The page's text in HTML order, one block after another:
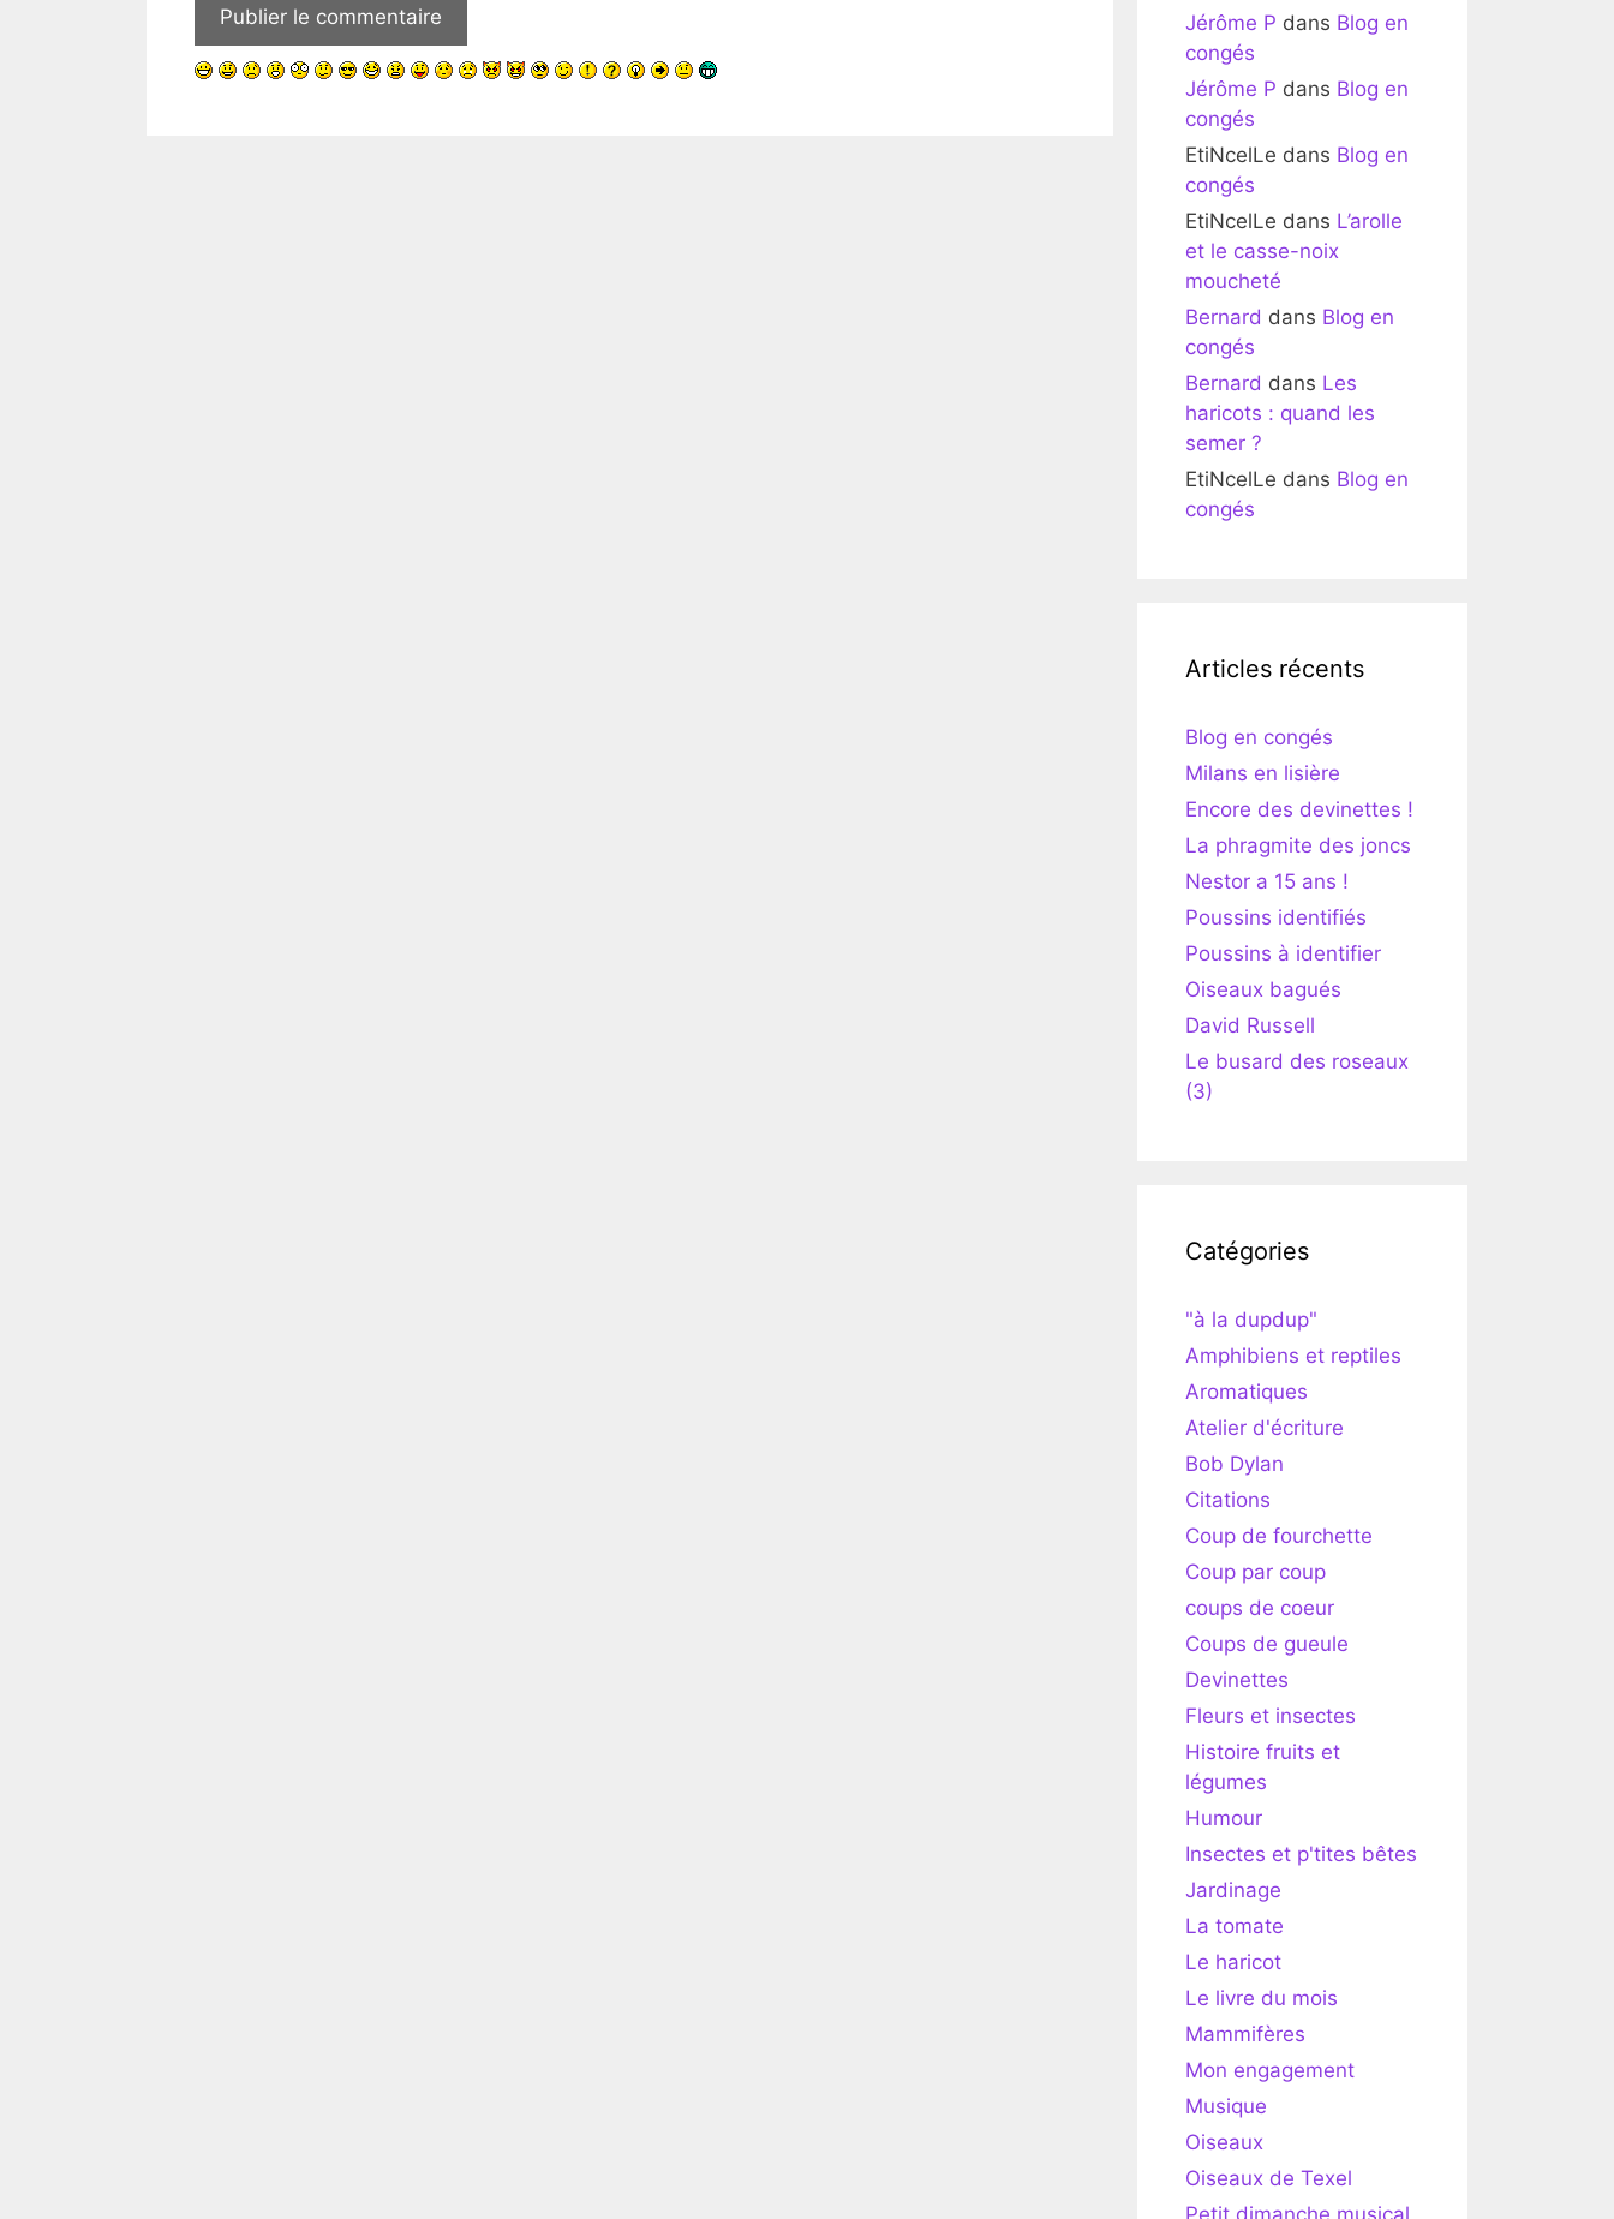
Jérôme P dans Blog en
congés
Jérôme P dans Blog en
congés
EtiNcelLe dans Blog en
congés
EtiNcelLe dans L’arolle
et le casse-noix
moucheté
Bernard dans Blog en
congés
Bernard dans Les
haricots : quand les
semer ?
EtiNcelLe dans Blog en
congés
Articles récents
Blog en congés
Milans en lisière
Encore des devinettes !
La phragmite des joncs
Nestor a 15 ans !
Poussins identifiés
Poussins à identifier
Oiseaux bagués
David Russell
Le busard des roseaux
(3)
Catégories
"à la dupdup"
Amphibiens et reptiles
Aromatiques
Atelier d'écriture
Bob Dylan
Citations
Coup de fourchette
Coup par coup
coups de coeur
Coups de gueule
Devinettes
Fleurs et insectes
Histoire fruits et
légumes
Humour
Insectes et p'tites bêtes
Jardinage
La tomate
Le haricot
Le livre du mois
Mammifères
Mon engagement
Musique
Oiseaux
Oiseaux de Texel
Petit dimanche musical